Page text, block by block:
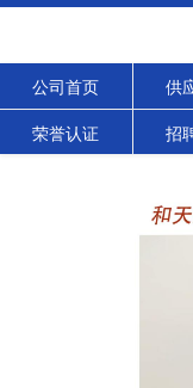
公司首页 供
荣誉认证 招